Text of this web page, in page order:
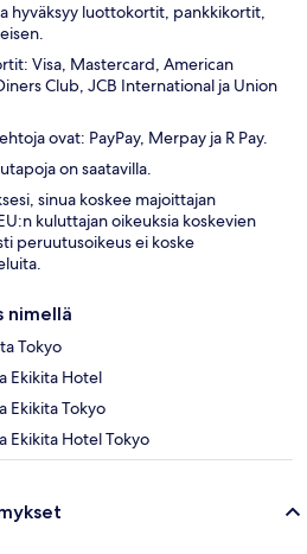
hyväksyy luottokortit, pankkikortit,
Visa, Mastercard, American
Club, JCB International ja Union
ovat: PayPay, Merpay ja R Pay.
on saatavilla.
sinua koskee majoittajan
kuluttajan oikeuksia koskevien
peruutusoikeus ei koske
nimellä
Tokyo
Ekikita Hotel
Ekikita Tokyo
Ekikita Hotel Tokyo